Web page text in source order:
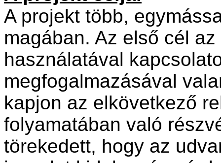
A projekt több,
magában. Az első cél
használatával
megfogalmazásával
kapjon az elkövetkező
folyamatában való
törekedett, hogy az